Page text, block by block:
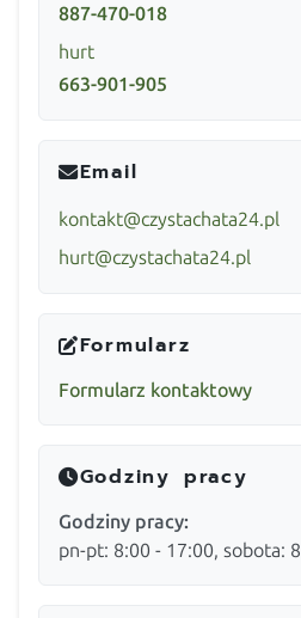
887-470-018
hurt
663-901-905
Email
kontakt@czystachata24.pl
hurt@czystachata24.pl
Formularz
Formularz kontaktowy
Godziny pracy
Godziny pracy:
pn-pt: 8:00 - 17:00, sobota: